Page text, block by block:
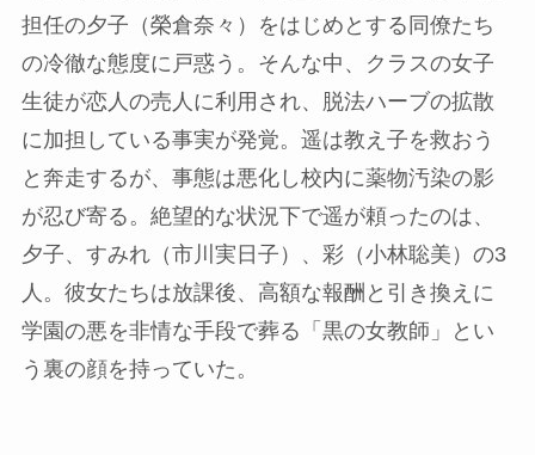
担任の夕子（榮倉奈々）をはじめとする同僚たち
の冷徹な態度に戸惑う。そんな中、クラスの女子
生徒が恋人の売人に利用され、脱法ハーブの拡散
に加担している事実が発覚。遥は教え子を救おう
と奔走するが、事態は悪化し校内に薬物汚染の影
が忍び寄る。絶望的な状況下で遥が頼ったのは、
夕子、すみれ（市川実日子）、彩（小林聡美）の3
人。彼女たちは放課後、高額な報酬と引き換えに
学園の悪を非情な手段で葬る「黒の女教師」とい
う裏の顔を持っていた。